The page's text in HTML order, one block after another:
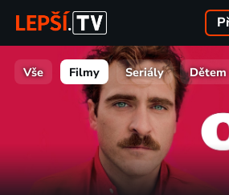
Vše Filmy Seriály Dětem